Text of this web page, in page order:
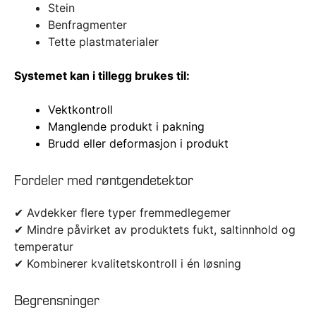
Stein
Benfragmenter
Tette plastmaterialer
Systemet kan i tillegg brukes til:
Vektkontroll
Manglende produkt i pakning
Brudd eller deformasjon i produkt
Fordeler med røntgendetektor
✔ Avdekker flere typer fremmedlegemer
✔ Mindre påvirket av produktets fukt, saltinnhold og
temperatur
✔ Kombinerer kvalitetskontroll i én løsning
Begrensninger